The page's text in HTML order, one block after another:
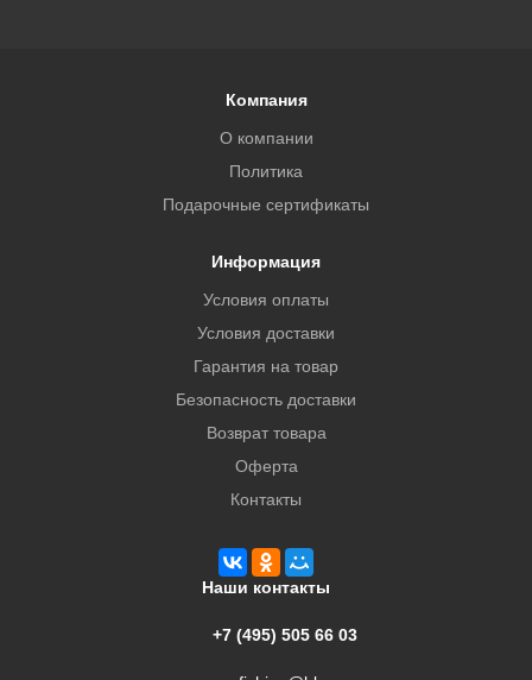
Компания
О компании
Политика
Подарочные сертификаты
Информация
Условия оплаты
Условия доставки
Гарантия на товар
Безопасность доставки
Возврат товара
Оферта
Контакты
Наши контакты
+7 (495) 505 66 03